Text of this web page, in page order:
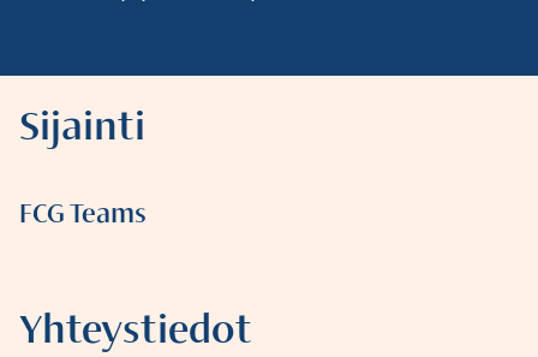
Sijainti
FCG Teams
Yhteystiedot